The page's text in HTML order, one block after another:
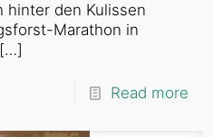
hinter den Kulissen
Marathon in
[…]
Read more